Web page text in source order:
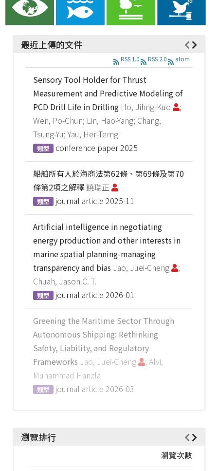
最近上傳的文件
RSS 1.0 RSS 2.0 atom
Sensory Tool Holder for Thrust
Measurement and Predictive Modeling of
PCD Drill Life in Drilling Ho, Jihng-Kuo
;
Wen, Po-Chun; Lin, Hao-Yang; Chang,
Tsung-Yu; Yau, Her-Terng
類型 conference paper2025
船舶所有人於海商法第62條、第69條及第70
條第2項之解釋饒瑞正
類型 journal article 2025-11
Artificial intelligence in negotiating
energy production and other interests in
marine spatial planning-managing
transparency and bias Jao, Juei-Cheng
;
Chuah, Jason C. T.
類型 journal article 2026-01
Greening the Maritime Sector Through
Autonomous Shipping: Rethinking
Safety, Liability, and Regulatory
Frameworks Jao, Juei-Cheng
; Alvi,
Muhammad Hanzla
類型 journal article 2026-03
瀏覽排行
瀏覽次數